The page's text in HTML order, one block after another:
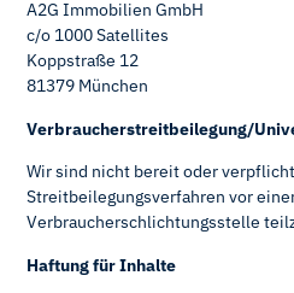
A2G Immobilien GmbH
c/o 1000 Satellites
Koppstraße 12
81379 München
Verbraucherstreitbeilegung/
Wir sind nicht bereit oder
Streitbeilegungsverfahren vor
Verbraucherschlichtungsstelle
Haftung für Inhalte